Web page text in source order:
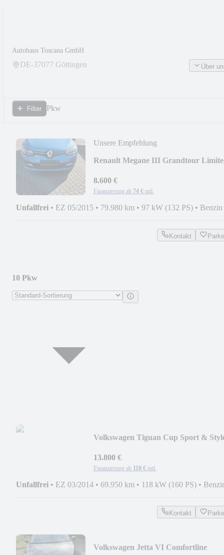
Autohaus Toscana GmbH
DE-37077 Göttingen Über
Filter Pkw
Unsere Empfehlung
Renault Megane III Grandtour
8.600 €
Finanzierung ab 74 € mtl.
Unfallfrei • EZ 05/2015 • 79.980 km • 97 kW (132 PS) • Benzin
Kontakt
10 Pkw
Volkswagen Tiguan Cup Sport &
13.800 €
Finanzierung ab 118 € mtl.
Unfallfrei • EZ 03/2014 • 69.950 km • 118 kW (160 PS) •
Kontakt
Volkswagen Jetta VI Comfortline